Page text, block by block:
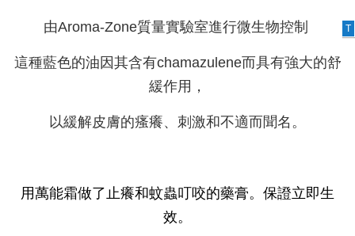
由Aroma-Zone質量實驗室進行微生物控制
這種藍色的油因其含有chamazulene而具有強大的舒
緩作用，
以緩解皮膚的瘙癢、刺激和不適而聞名。
用萬能霜做了止癢和蚊蟲叮咬的藥膏。保證立即生
效。
T